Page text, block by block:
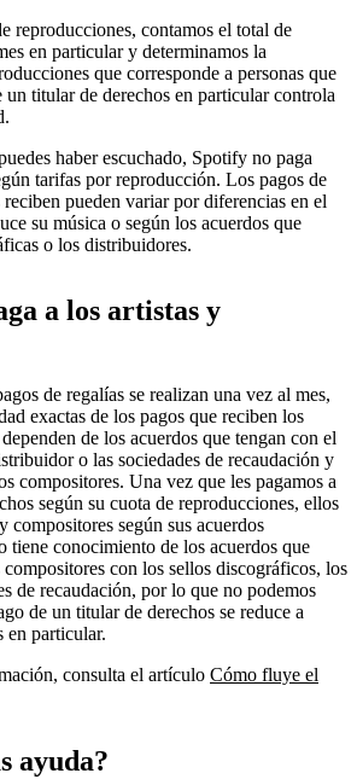
reproducciones, contamos el total de
en particular y determinamos la
que corresponde a personas que
un titular de derechos en particular controla
haber escuchado, Spotify no paga
tarifas por reproducción. Los pagos de
pueden variar por diferencias en el
su música o según los acuerdos que
o los distribuidores.
a los artistas y
de regalías se realizan una vez al mes,
exactas de los pagos que reciben los
de los acuerdos que tengan con el
o las sociedades de recaudación y
compositores. Una vez que les pagamos a
según su cuota de reproducciones, ellos
compositores según sus acuerdos
conocimiento de los acuerdos que
con los sellos discográficos, los
de recaudación, por lo que no podemos
de un titular de derechos se reduce a
en particular.
consulta el artículo Cómo fluye el
ayuda?